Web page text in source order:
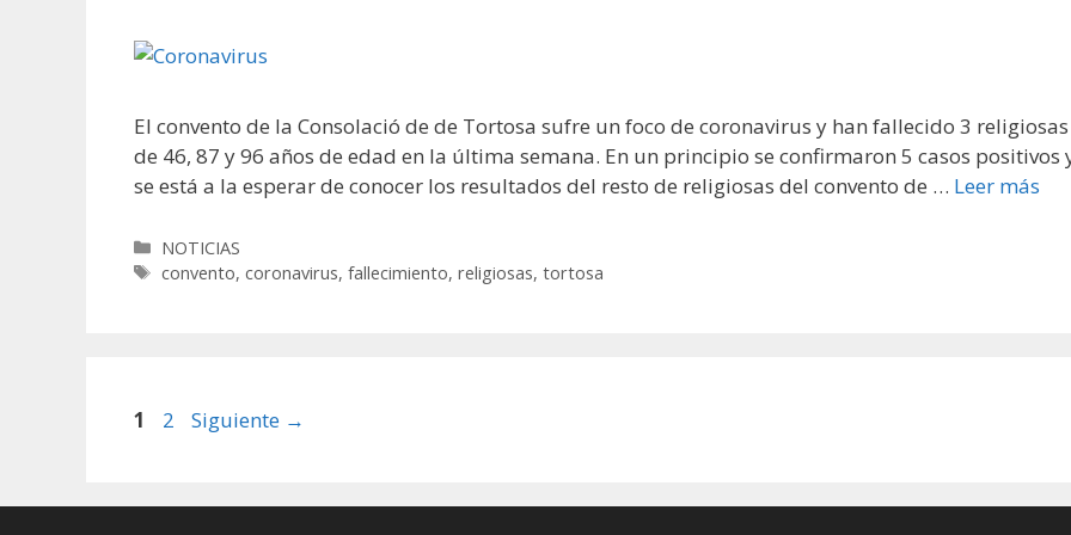
El convento de la Consolació de de Tortosa sufre un foco de coronavirus y han fallecido 3 religiosas
de 46, 87 y 96 años de edad en la última semana. En un principio se confirmaron 5 casos positivos
se está a la esperar de conocer los resultados del resto de religiosas del convento de … Leer más
Categorías
NOTICIAS
Etiquetas
convento,coronavirus,fallecimiento,religiosas,tortosa
Página
1 Página
2 Siguiente →